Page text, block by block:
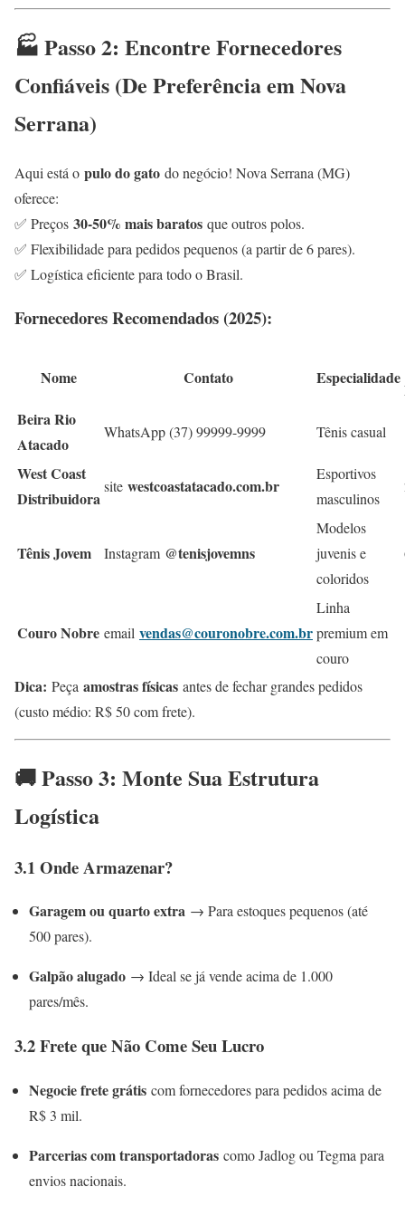
🏭 Passo 2: Encontre Fornecedores
Confiáveis (De Preferência em Nova
Serrana)
Aqui está o pulo do gato do negócio! Nova Serrana (MG)
oferece:
✅ Preços 30-50% mais baratos que outros polos.
✅ Flexibilidade para pedidos pequenos (a partir de 6 pares).
✅ Logística eficiente para todo o Brasil.
Fornecedores Recomendados (2025):
Nome Contato Especialidade
Beira Rio
Atacado
WhatsApp (37) 99999-9999 Tênis casual
West Coast
Distribuidora
site westcoastatacado.com.br
Esportivos
masculinos
Tênis Jovem Instagram @tenisjovemns
Modelos
juvenis e
coloridos
Couro Nobre email vendas@couronobre.com.br
Linha
premium em
couro
Dica: Peça amostras físicas antes de fechar grandes pedidos
(custo médio: R$ 50 com frete).
🚚 Passo 3: Monte Sua Estrutura
Logística
3.1 Onde Armazenar?
Garagem ou quarto extra → Para estoques pequenos (até
500 pares).
Galpão alugado → Ideal se já vende acima de 1.000
pares/mês.
3.2 Frete que Não Come Seu Lucro
Negocie frete grátis com fornecedores para pedidos acima de
R$ 3 mil.
Parcerias com transportadoras como Jadlog ou Tegma para
envios nacionais.